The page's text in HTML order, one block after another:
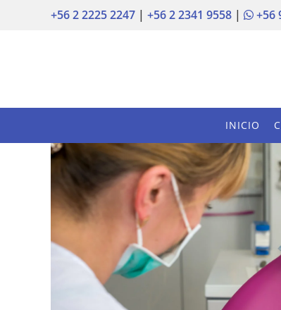
+56 2 2225 2247 | +56 2 2341 9558 | +56
INICIO